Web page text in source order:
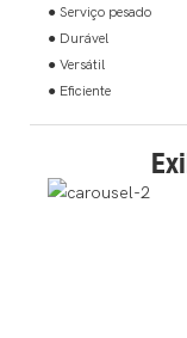
● Serviço pesado
● Durável
● Versátil
● Eficiente